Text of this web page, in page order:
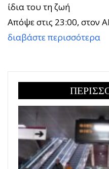
ίδια του τη ζωή
Απόψε στις 23:00, στον
διαβάστε περισσότερα